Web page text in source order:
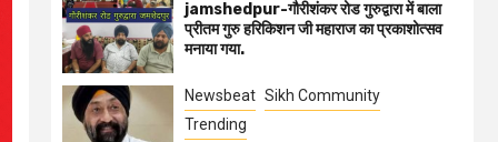
jamshedpur-गौरीशंकर रोड गुरुद्वारा में बाला
प्रीतम गुरु हरिकिशन जी महाराज का प्रकाशोत्सव
मनाया गया.
Newsbeat Sikh Community
Trending